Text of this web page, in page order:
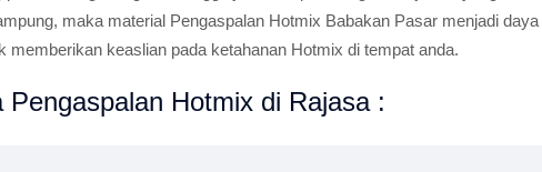
maka material Pengaspalan Hotmix Babakan Pasar menjadi daya
memberikan keaslian pada ketahanan Hotmix di tempat anda.
Hotmix di Rajasa :